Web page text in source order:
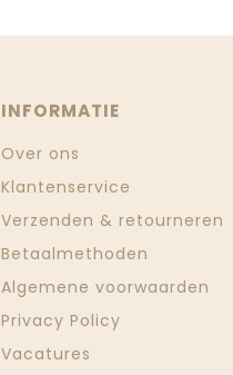
INFORMATIE
Over ons
Klantenservice
Verzenden & retourneren
Betaalmethoden
Algemene voorwaarden
Privacy Policy
Vacatures